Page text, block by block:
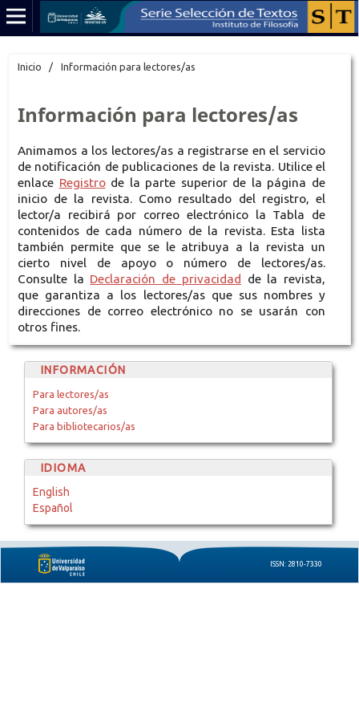
Inicio / Información para lectores/as
Información para lectores/as
Animamos a los lectores/as a registrarse en el servicio
de notificación de publicaciones de la revista. Utilice el
enlace Registrode la parte superior de la página de
inicio de la revista. Como resultado del registro, el
lector/a recibirá por correo electrónico la Tabla de
contenidos de cada número de la revista. Esta lista
también permite que se le atribuya a la revista un
cierto nivel de apoyo o número de lectores/as.
Consulte la Declaración de privacidad de la revista,
que garantiza a los lectores/as que sus nombres y
direcciones de correo electrónico no se usarán con
otros fines.
INFORMACIÓN
Para lectores/as
Para autores/as
Para bibliotecarios/as
IDIOMA
English
Español
ISSN: 2810-7330